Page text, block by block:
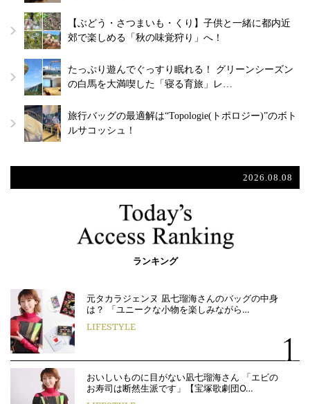
【ぶどう・さつまいも・くり】子供と一緒に都内近
郊で楽しめる「秋の味覚狩り」へ！
たっぷり遊んでぐっすり眠れる！ グリーンシーズン
の白馬を大満喫した「寝る育旅」レ…
旅行バッグの最適解は“Topologie(トポロジー)”のボト
ルサコッシュ！
2026.08.08
ランキング
元タカラジェンヌ 凪七瑠海さんのバッグの中身
は？ 「ユニークな小物を楽しみながら…
LIFESTYLE
おいしいものに目がない凪七瑠海さん 「エビの
お寿司は断然生派です」【宝塚歌劇団O…